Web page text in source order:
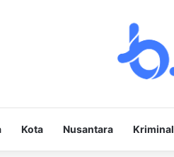
Kota Nusantara Kriminal